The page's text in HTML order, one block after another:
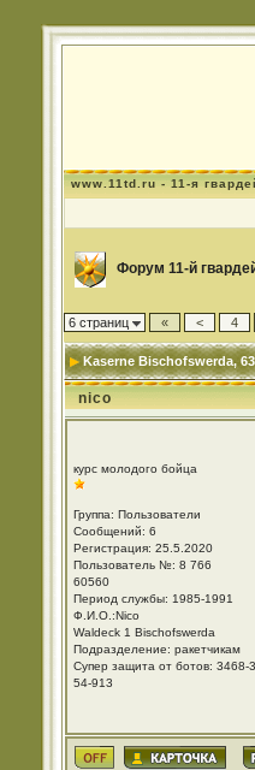
www.11td.ru - 11-я
Форум 11-й
6 страниц « < 4
Kaserne Bischofswerda,
nico
курс молодого бойца
Группа: Пользователи
Сообщений: 6
Регистрация: 25.5.2020
Пользователь №: 8 766
60560
Период службы: 1985-1991
Ф.И.О.:Nico
Waldeck 1 Bischofswerda
Подразделение: ракетчикам
Супер защита от ботов: 3468-
54-913